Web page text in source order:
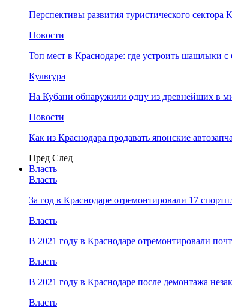
Перспективы развития туристического сектора
Новости
Топ мест в Краснодаре: где устроить шашлыки с
Культура
На Кубани обнаружили одну из древнейших в
Новости
Как из Краснодара продавать японские
Пред След
Власть
Власть
За год в Краснодаре отремонтировали 17
Власть
В 2021 году в Краснодаре отремонтировали
Власть
В 2021 году в Краснодаре после демонтажа
Власть